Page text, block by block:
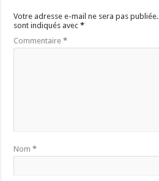
Votre adresse e-mail ne sera pas publiée.
sont indiqués avec*
Commentaire*
Nom*